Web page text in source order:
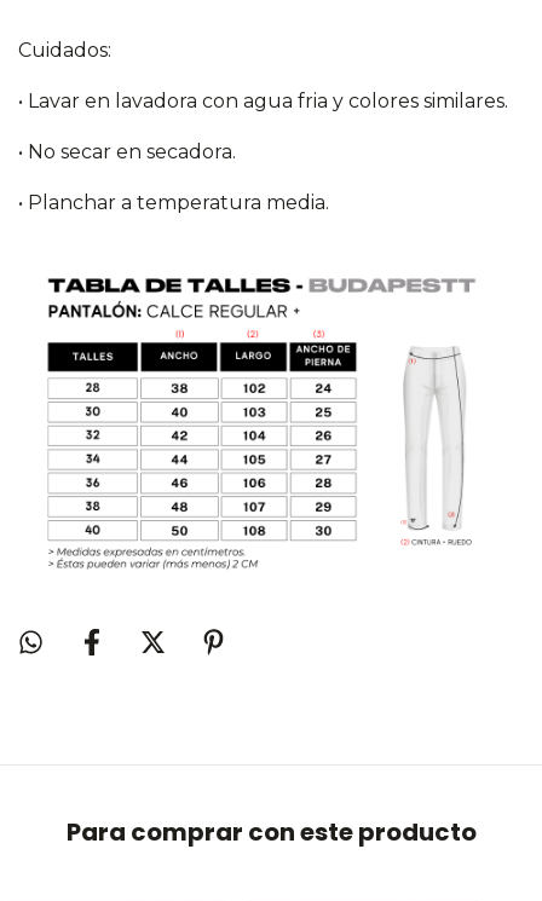
Cuidados:
• Lavar en lavadora con agua fria y colores similares.
• No secar en secadora.
• Planchar a temperatura media.
Para comprar con este producto